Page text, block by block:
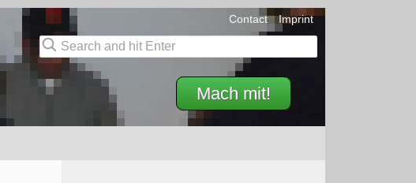
Mach mit!
Contact Imprint